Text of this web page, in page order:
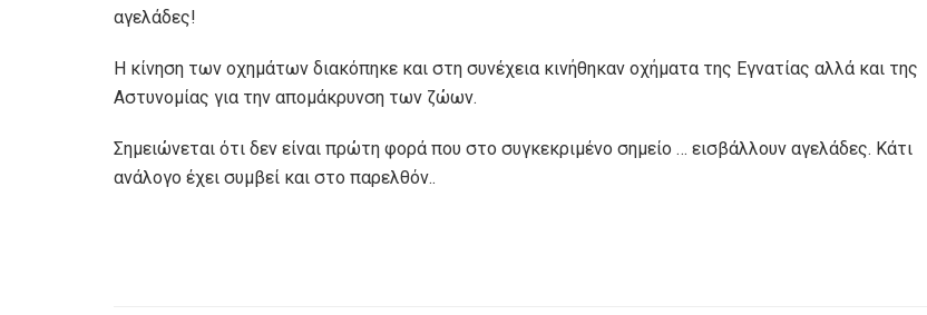
αγελάδες!
Η κίνηση των οχημάτων διακόπηκε και στη συνέχεια κινήθηκαν οχήματα της Εγνατίας αλλά και της
Αστυνομίας για την απομάκρυνση των ζώων.
Σημειώνεται ότι δεν είναι πρώτη φορά που στο συγκεκριμένο σημείο … εισβάλλουν αγελάδες. Κάτι
ανάλογο έχει συμβεί και στο παρελθόν..